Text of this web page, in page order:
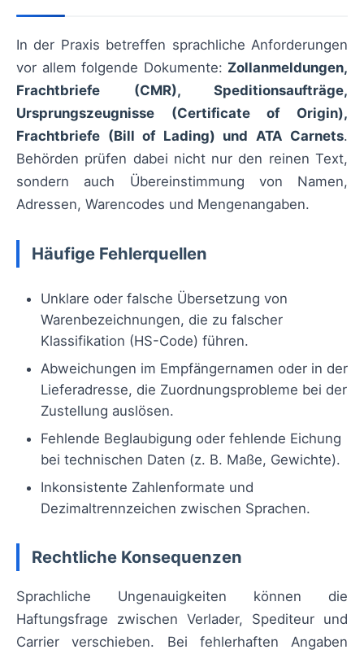
In der Praxis betreffen sprachliche Anforderungen
vor allem folgende Dokumente: Zollanmeldungen,
Frachtbriefe (CMR), Speditionsaufträge,
Ursprungszeugnisse (Certificate of Origin),
Frachtbriefe (Bill of Lading) und ATA Carnets.
Behörden prüfen dabei nicht nur den reinen Text,
sondern auch Übereinstimmung von Namen,
Adressen, Warencodes und Mengenangaben.
Häufige Fehlerquellen
Unklare oder falsche Übersetzung von
Warenbezeichnungen, die zu falscher
Klassifikation (HS-Code) führen.
Abweichungen im Empfängernamen oder in der
Lieferadresse, die Zuordnungsprobleme bei der
Zustellung auslösen.
Fehlende Beglaubigung oder fehlende Eichung
bei technischen Daten (z. B. Maße, Gewichte).
Inkonsistente Zahlenformate und
Dezimaltrennzeichen zwischen Sprachen.
Rechtliche Konsequenzen
Sprachliche Ungenauigkeiten können die
Haftungsfrage zwischen Verlader, Spediteur und
Carrier verschieben. Bei fehlerhaften Angaben